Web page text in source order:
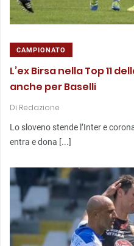
CAMPIONATO
L’ex Birsa nella Top 11
anche per Baselli
Di Redazione
Lo sloveno stende l’Inter e
entra e dona [...]